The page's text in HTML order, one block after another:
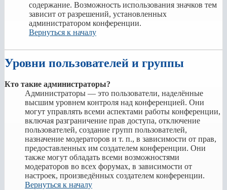
содержание. Возможность использования значков тем
зависит от разрешений, установленных
администратором конференции.
Вернуться к началу
Уровни пользователей и группы
Кто такие администраторы?
Администраторы — это пользователи, наделённые
высшим уровнем контроля над конференцией. Они
могут управлять всеми аспектами работы конференции,
включая разграничение прав доступа, отключение
пользователей, создание групп пользователей,
назначение модераторов и т. п., в зависимости от прав,
предоставленных им создателем конференции. Они
также могут обладать всеми возможностями
модераторов во всех форумах, в зависимости от
настроек, произведённых создателем конференции.
Вернуться к началу